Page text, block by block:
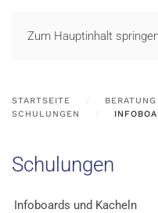
Zum Hauptinhalt springen
STARTSEITE BERATUNG
SCHULUNGEN
Schulungen
Infoboards und Kacheln